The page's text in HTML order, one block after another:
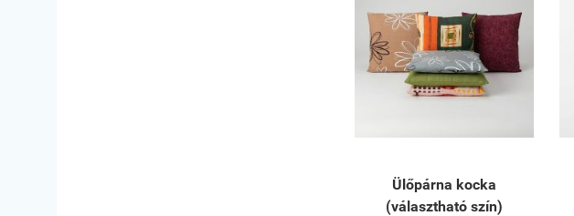
Ülőpárna kocka
(választható szín)